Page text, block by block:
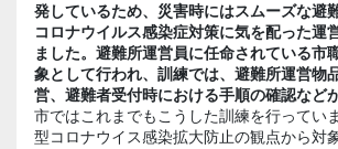
発しているため、災害時にはスムーズな避
コロナウイルス感染症対策に気を配った運
ました。避難所運営員に任命されている市
象として行われ、訓練では、避難所運営物
営、避難者受付時における手順の確認など
市ではこれまでもこうした訓練を行ってい
型コロナウイス感染拡大防止の観点から対